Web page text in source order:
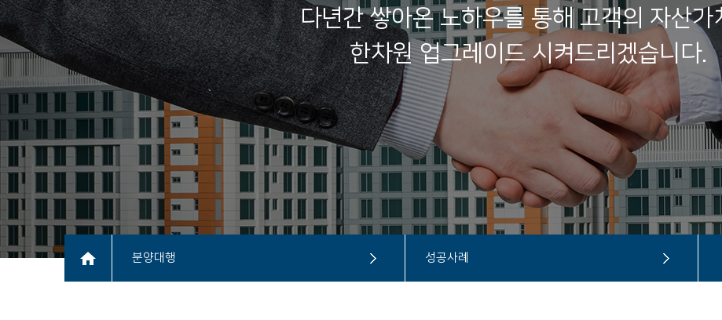
다년간 쌓아온 노하우를 통해 고객의 자산가
한차원 업그레이드 시켜드리겠습니다.
분양대행 성공사례